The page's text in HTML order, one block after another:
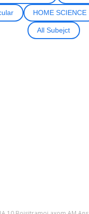
HOME SCIENCE
All Subejct